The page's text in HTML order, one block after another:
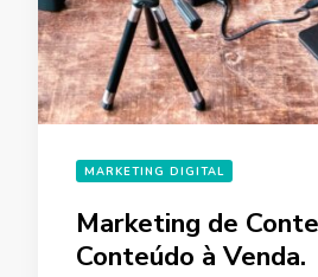
MARKETING DIGITAL
Marketing de
Conteúdo à Venda.